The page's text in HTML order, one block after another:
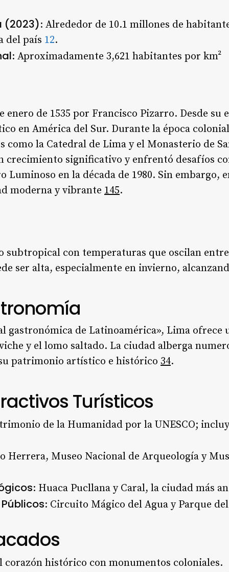
(2023): Alrededor de 10.1 millones de
del país 12.
: Aproximadamente 3,621 habitantes por km²
enero de 1535 por Francisco Pizarro. Desde su
en América del Sur. Durante la época
la Catedral de Lima y el Monasterio de
crecimiento significativo y enfrentó desafíos
en la década de 1980. Sin embargo,
moderna y vibrante 145.
con temperaturas que oscilan entre
ser alta, especialmente en invierno,
gastronómica de Latinoamérica», Lima ofrece
y el lomo saltado. La ciudad alberga
patrimonio artístico e histórico 34.
Turísticos
de la Humanidad por la UNESCO;
Herrera, Museo Nacional de Arqueología y
: Huaca Pucllana y Caral, la ciudad más
: Circuito Mágico del Agua y Parque
corazón histórico con monumentos coloniales.